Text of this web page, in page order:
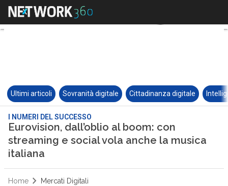
Ultimi articoli Sovranità digitale Cittadinanza digitale
I NUMERI DEL SUCCESSO
Eurovision, dall’oblio al boom: con
streaming e social vola anche la musica
italiana
Home Mercati Digitali